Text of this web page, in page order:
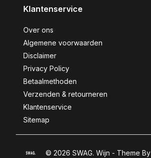
Klantenservice
Over ons
Algemene voorwaarden
Disclaimer
Privacy Policy
Betaalmethoden
Verzenden & retourneren
Klantenservice
Sitemap
© 2026 SWAG. Wijn - Theme By